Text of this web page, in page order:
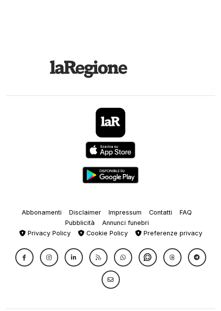
Abbonamenti Disclaimer Impressum Contatti
FAQ
Pubblicità
Annunci funebri
Privacy Policy
Cookie Policy Preferenze privacy